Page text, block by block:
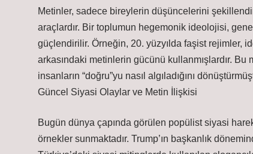
Metinler, sadece bireylerin düşüncelerini
araçlardır. Bir toplumun hegemonik ideolojisi,
güçlendirilir. Örneğin, 20. yüzyılda faşist rejimler,
arkasındaki metinlerin gücünü kullanmışlardır. Bu
insanların “doğru”yu nasıl algıladığını
Güncel Siyasi Olaylar ve Metin İlişkisi
Bugün dünya çapında görülen popülist siyasi
örnekler sunmaktadır. Trump’ın başkanlık